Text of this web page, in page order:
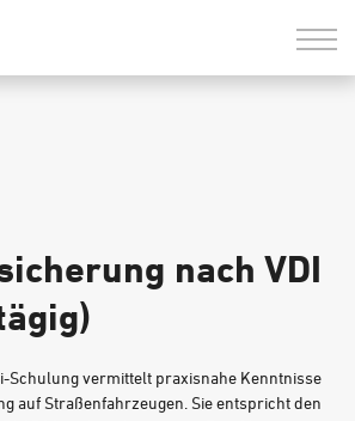
nach VDI
Schulung vermittelt praxisnahe Kenntnisse
auf Straßenfahrzeugen. Sie entspricht den